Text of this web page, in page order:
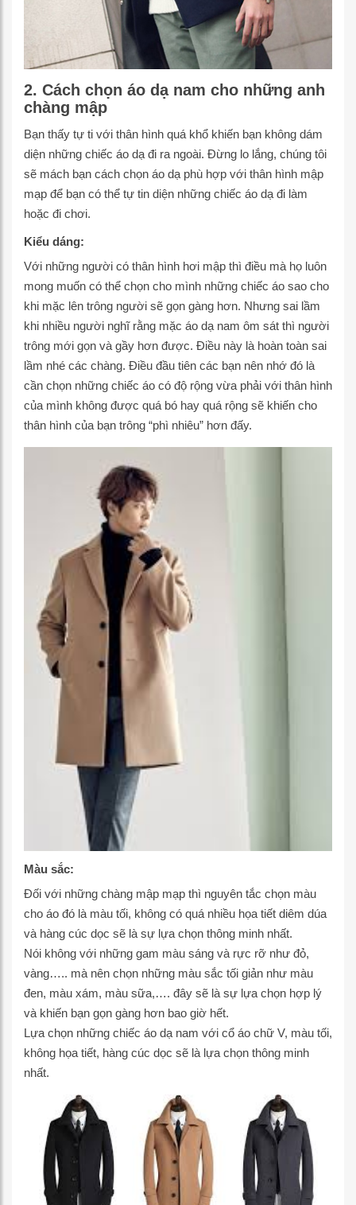
2. Cách chọn áo dạ nam cho những anh
chàng mập
Bạn thấy tự ti với thân hình quá khổ khiến bạn không dám
diện những chiếc áo dạ đi ra ngoài. Đừng lo lắng, chúng tôi
sẽ mách bạn cách chọn áo dạ phù hợp với thân hình mập
mạp để bạn có thể tự tin diện những chiếc áo dạ đi làm
hoặc đi chơi.
Kiểu dáng:
Với những người có thân hình hơi mập thì điều mà họ luôn
mong muốn có thể chọn cho mình những chiếc áo sao cho
khi mặc lên trông người sẽ gọn gàng hơn. Nhưng sai lầm
khi nhiều người nghĩ rằng mặc áo dạ nam ôm sát thì người
trông mới gọn và gầy hơn được. Điều này là hoàn toàn sai
lầm nhé các chàng. Điều đầu tiên các bạn nên nhớ đó là
cần chọn những chiếc áo có độ rộng vừa phải với thân hình
của mình không được quá bó hay quá rộng sẽ khiến cho
thân hình của bạn trông “phì nhiêu” hơn đấy.
Màu sắc:
Đối với những chàng mập mạp thì nguyên tắc chọn màu
cho áo đó là màu tối, không có quá nhiều họa tiết diêm dúa
và hàng cúc dọc sẽ là sự lựa chọn thông minh nhất.
Nói không với những gam màu sáng và rực rỡ như đỏ,
vàng….. mà nên chọn những màu sắc tối giản như màu
đen, màu xám, màu sữa,…. đây sẽ là sự lựa chọn hợp lý
và khiến bạn gọn gàng hơn bao giờ hết.
Lựa chọn những chiếc áo dạ nam với cổ áo chữ V, màu tối,
không họa tiết, hàng cúc dọc sẽ là lựa chọn thông minh
nhất.